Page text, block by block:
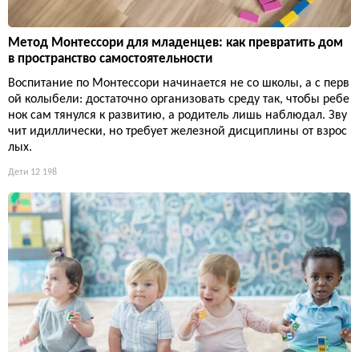
Метод Монтессори для младенцев: как превратить дом
в пространство самостоятельности
Воспитание по Монтессори начинается не со школы, а с перв
ой колыбели: достаточно организовать среду так, чтобы ребе
нок сам тянулся к развитию, а родитель лишь наблюдал. Зву
чит идиллически, но требует железной дисциплины от взрос
лых.
Дети 12 198